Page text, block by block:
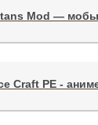
Mod —
Craft PE -